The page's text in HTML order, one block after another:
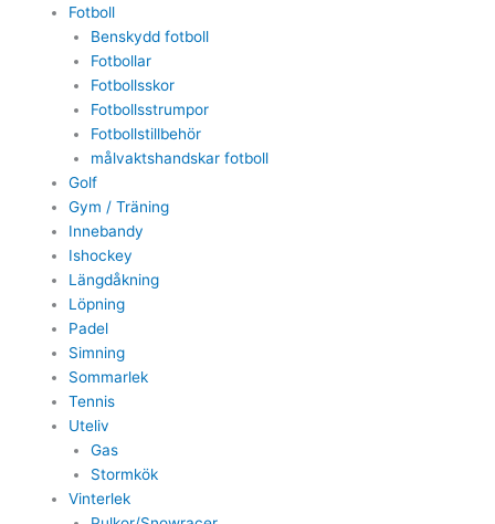
Fotboll
Benskydd fotboll
Fotbollar
Fotbollsskor
Fotbollsstrumpor
Fotbollstillbehör
målvaktshandskar fotboll
Golf
Gym / Träning
Innebandy
Ishockey
Längdåkning
Löpning
Padel
Simning
Sommarlek
Tennis
Uteliv
Gas
Stormkök
Vinterlek